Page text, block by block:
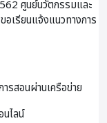
ศูนย์นวัตกรรมและ
อเรียนแจ้งแนวทางการ
รสอนผ่านเครือข่าย
ไลน์